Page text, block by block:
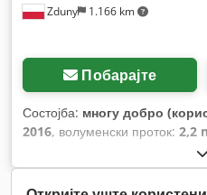
Zduny 1.166 km
Побарајте
Состојба: многу добро
2016, волуменски проток: 2,2